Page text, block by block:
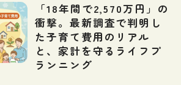
「18年間で2,570万円」の
衝撃。最新調査で判明し
た子育て費用のリアル
と、家計を守るライフプ
ランニング